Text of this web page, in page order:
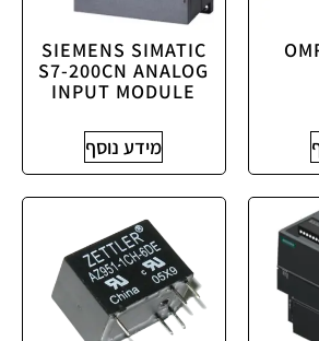
SIEMENS SIMATIC
S7-200CN ANALOG
INPUT MODULE
מידע נוסף